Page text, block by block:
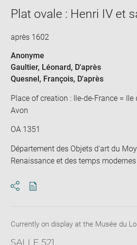
Plat ovale : Henri IV et
après 1602
Anonyme
Gaultier, Léonard, D'après
Quesnel, François, D'après
Place of creation : Ile-de-France = Ile
Avon
OA 1351
Département des Objets d'art du
Renaissance et des temps modernes
Currently on display at the Musée du
SALLE 521